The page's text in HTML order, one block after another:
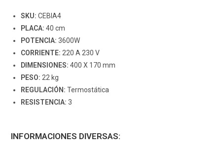
SKU: CEBIA4
PLACA: 40 cm
POTENCIA: 3600W
CORRIENTE: 220 A 230 V
DIMENSIONES: 400 X 170 mm
PESO: 22 kg
REGULACIÓN: Termostática
RESISTENCIA: 3
INFORMACIONES DIVERSAS: